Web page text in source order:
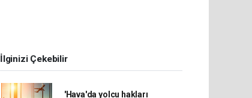
İlginizi Çekebilir
'Hava'da yolcu hakları